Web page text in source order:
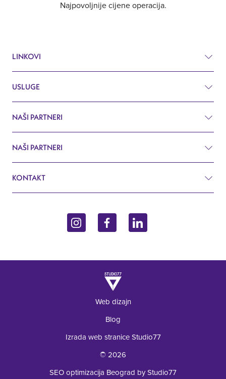
Najpovoljnije cijene operacija.
LINKOVI
Cjenik
Prije i poslije
Pitanja i odgovori
Blog
USLUGE
Estetska kirurgija
Kirurgija
Kardiologija
NAŠI PARTNERI
Estetska hirurgija Beograd
NAŠI PARTNERI
KONTAKT
11070 Beograd, Srbija
+381 62 92 49 195
Web dizajn
Blog
Izrada web stranice Studio77
© 2026
SEO optimizacija Beograd by Studio77